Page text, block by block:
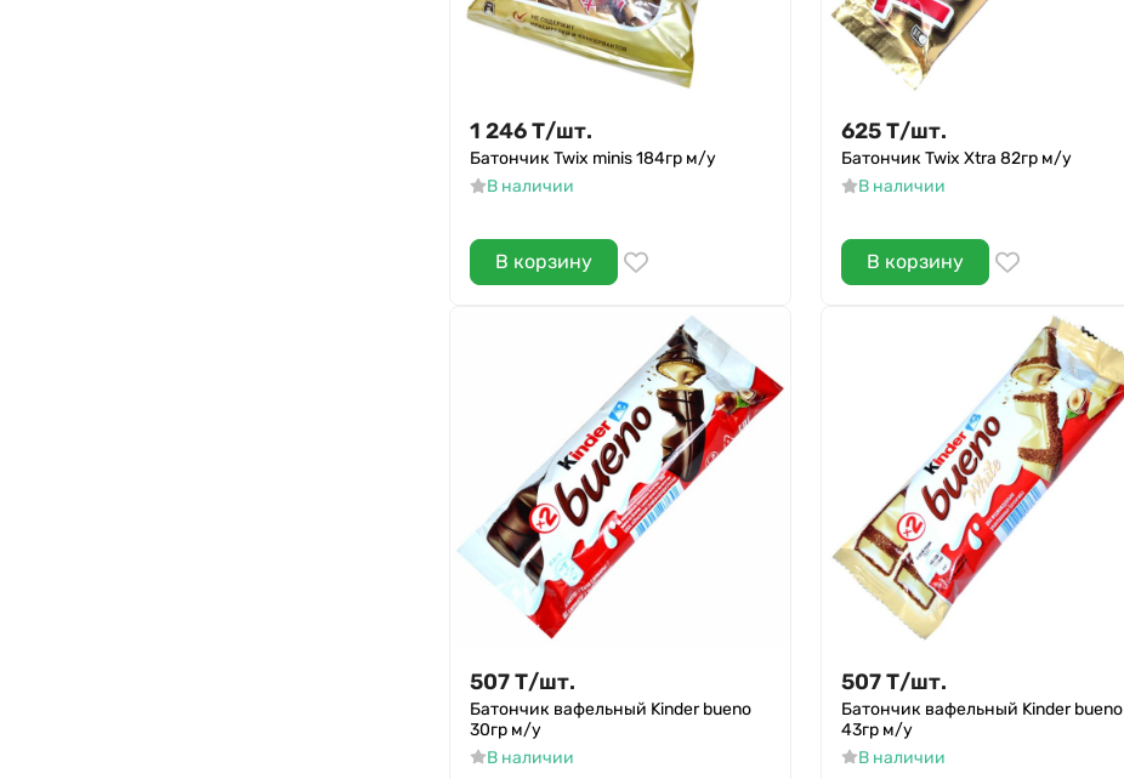
1 246Т/шт.
Батончик Twix minis 184гр м/у
В наличии
В корзину
625Т/шт.
Батончик Twix Xtra 82гр м/у
В наличии
В корзину
507Т/шт.
Батончик вафельный Kinder bueno
30гр м/у
В наличии
507Т/шт.
Батончик вафельный Kinder bueno
43гр м/у
В наличии